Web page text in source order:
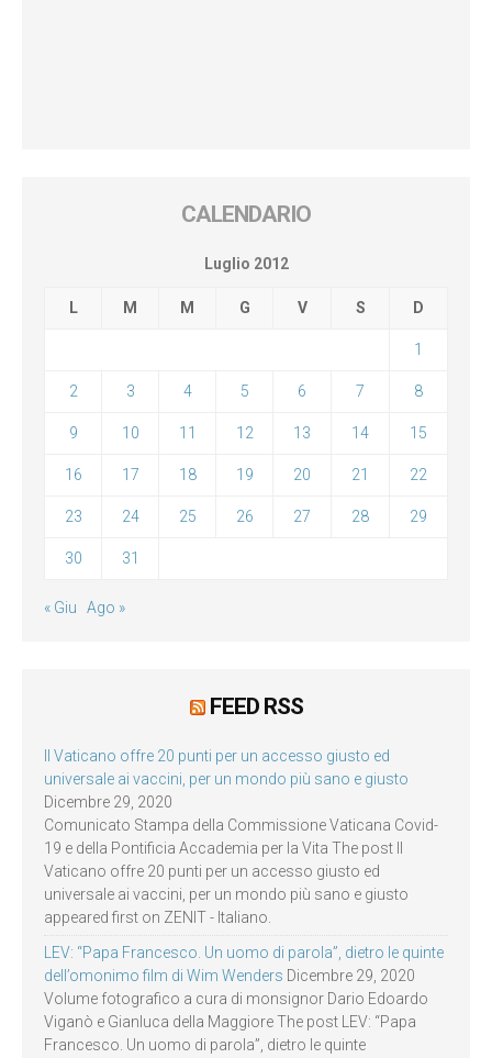
CALENDARIO
Luglio 2012
L M M G V S D
1
2 3 4 5 6 7 8
9 10 11 12 13 14 15
16 17 18 19 20 21 22
23 24 25 26 27 28 29
30 31
« Giu Ago »
FEED RSS
Il Vaticano offre 20 punti per un accesso giusto ed
universale ai vaccini, per un mondo più sano e giusto
Dicembre 29, 2020
Comunicato Stampa della Commissione Vaticana Covid-
19 e della Pontificia Accademia per la Vita The post Il
Vaticano offre 20 punti per un accesso giusto ed
universale ai vaccini, per un mondo più sano e giusto
appeared first on ZENIT - Italiano.
LEV: “Papa Francesco. Un uomo di parola”, dietro le quinte
dell’omonimo film di Wim Wenders Dicembre 29, 2020
Volume fotografico a cura di monsignor Dario Edoardo
Viganò e Gianluca della Maggiore The post LEV: “Papa
Francesco. Un uomo di parola”, dietro le quinte